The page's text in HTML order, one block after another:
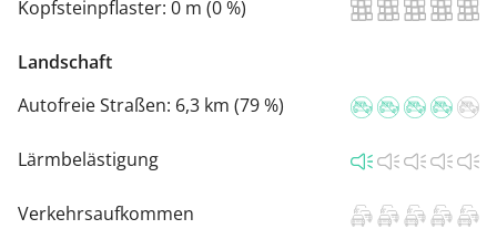
Kopfsteinpflaster: 0 m (0 %)
Landschaft
Autofreie Straßen: 6,3 km (79 %)
Lärmbelästigung
Verkehrsaufkommen